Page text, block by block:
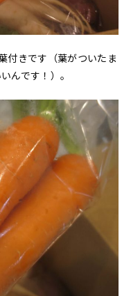
付きです（葉がついたま
んです！）。